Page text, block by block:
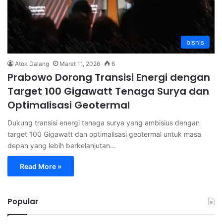
bisnis
Atok Dalang Maret 11, 2026 6
Prabowo Dorong Transisi Energi dengan
Target 100 Gigawatt Tenaga Surya dan
Optimalisasi Geotermal
Dukung transisi energi tenaga surya yang ambisius dengan
target 100 Gigawatt dan optimalisasi geotermal untuk masa
depan yang lebih berkelanjutan…
Read More »
Popular